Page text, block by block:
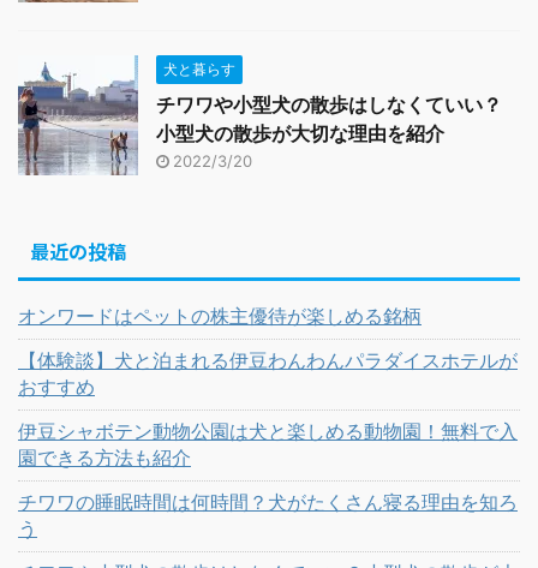
犬と暮らす
チワワや小型犬の散歩はしなくていい？
小型犬の散歩が大切な理由を紹介
2022/3/20
最近の投稿
オンワードはペットの株主優待が楽しめる銘柄
【体験談】犬と泊まれる伊豆わんわんパラダイスホテルが
おすすめ
伊豆シャボテン動物公園は犬と楽しめる動物園！無料で入
園できる方法も紹介
チワワの睡眠時間は何時間？犬がたくさん寝る理由を知ろ
う